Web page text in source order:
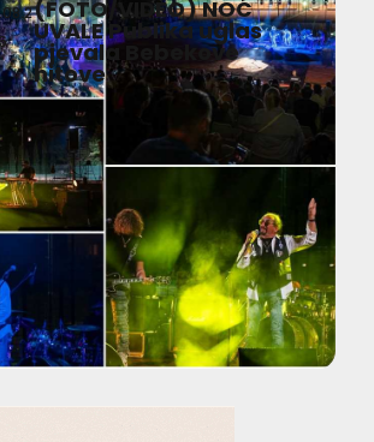
(FOTO/VIDEO) NOĆ
UVALE Publika uglas
pjevala Bebekove
hitove